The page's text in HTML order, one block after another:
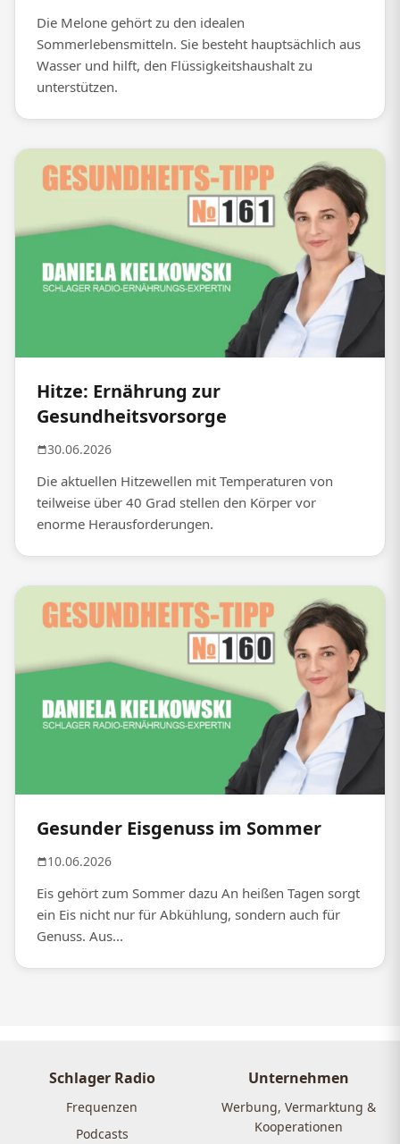
Die Melone gehört zu den idealen
Sommerlebensmitteln. Sie besteht hauptsächlich aus
Wasser und hilft, den Flüssigkeitshaushalt zu
unterstützen.
Hitze: Ernährung zur
Gesundheitsvorsorge
30.06.2026
Die aktuellen Hitzewellen mit Temperaturen von
teilweise über 40 Grad stellen den Körper vor
enorme Herausforderungen.
Gesunder Eisgenuss im Sommer
10.06.2026
Eis gehört zum Sommer dazu An heißen Tagen sorgt
ein Eis nicht nur für Abkühlung, sondern auch für
Genuss. Aus...
Schlager Radio
Frequenzen
Podcasts
Unternehmen
Werbung, Vermarktung &
Kooperationen